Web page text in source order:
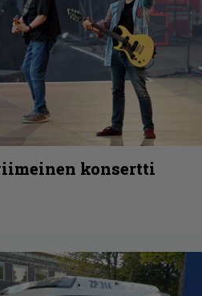
konsertti